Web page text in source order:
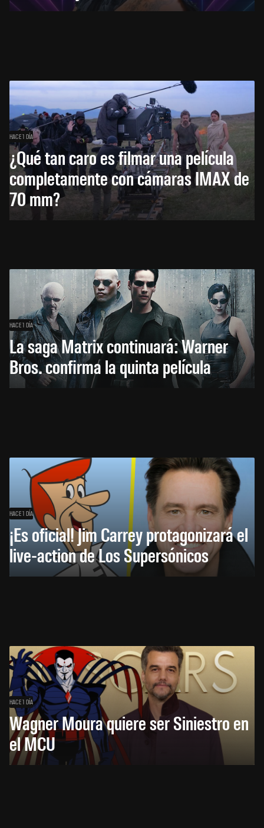
HACE 1 DÍA
¿Qué tan caro es filmar una película
completamente con cámaras IMAX de
70 mm?
HACE 1 DÍA
La saga Matrix continuará: Warner
Bros. confirma la quinta película
HACE 1 DÍA
¡Es oficial! Jim Carrey protagonizará el
live-action de Los Supersónicos
HACE 1 DÍA
Wagner Moura quiere ser Siniestro en
el MCU